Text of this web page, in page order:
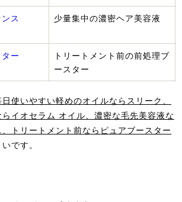
ス 少量集中の濃密ヘア美容液
ー
トリートメント前の前処理ブ
ースター
日使いやすい軽めのオイルならスリーク、
イオセラム オイル、濃密な毛先美容液な
トリートメント前ならピュアブースター
です。